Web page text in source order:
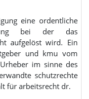
eine ordentliche
bei der das
aufgelöst wird. Ein
und kmu vom
im sinne des
schutzrechte
für arbeitsrecht dr.